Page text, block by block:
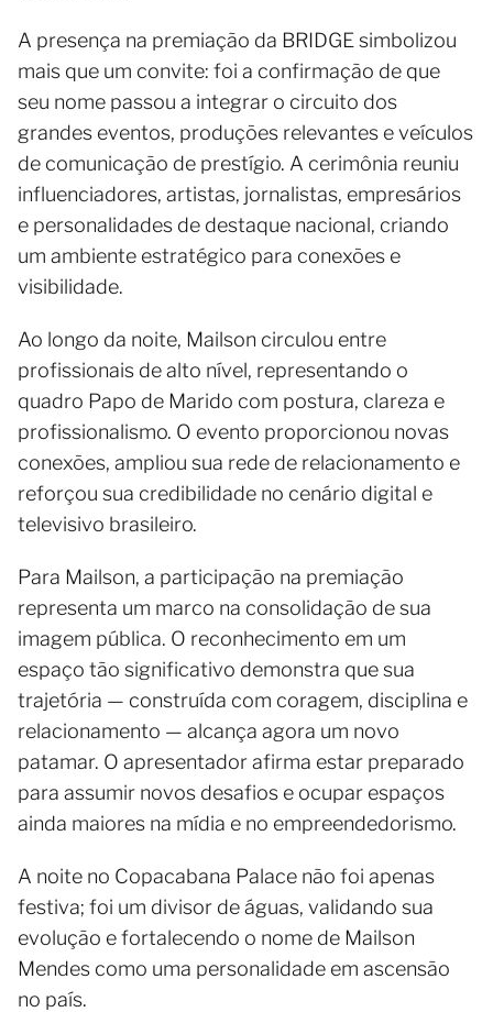
A presença na premiação da BRIDGE simbolizou
mais que um convite: foi a confirmação de que
seu nome passou a integrar o circuito dos
grandes eventos, produções relevantes e veículos
de comunicação de prestígio. A cerimônia reuniu
influenciadores, artistas, jornalistas, empresários
e personalidades de destaque nacional, criando
um ambiente estratégico para conexões e
visibilidade.
Ao longo da noite, Mailson circulou entre
profissionais de alto nível, representando o
quadro Papo de Marido com postura, clareza e
profissionalismo. O evento proporcionou novas
conexões, ampliou sua rede de relacionamento e
reforçou sua credibilidade no cenário digital e
televisivo brasileiro.
Para Mailson, a participação na premiação
representa um marco na consolidação de sua
imagem pública. O reconhecimento em um
espaço tão significativo demonstra que sua
trajetória — construída com coragem, disciplina e
relacionamento — alcança agora um novo
patamar. O apresentador afirma estar preparado
para assumir novos desafios e ocupar espaços
ainda maiores na mídia e no empreendedorismo.
A noite no Copacabana Palace não foi apenas
festiva; foi um divisor de águas, validando sua
evolução e fortalecendo o nome de Mailson
Mendes como uma personalidade em ascensão
no país.